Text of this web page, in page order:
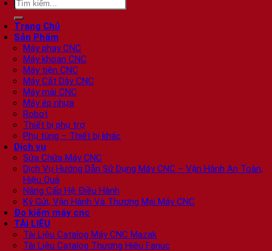
kiếm:
Trang Chủ
Sản Phẩm
Máy phay CNC
Máy khoan CNC
Máy tiện CNC
Máy Cắt Dây CNC
Máy mài CNC
Máy ép nhựa
Robot
Thiết bị phụ trợ
Phụ tùng – Thiết bị khác
Dịch vụ
Sửa Chữa Máy CNC
Dịch Vụ Hướng Dẫn Sử Dụng Máy CNC – Vận Hành An Toàn,
Hiệu Quả
Nâng Cấp Hệ Điều Hành
Ký Gửi, Vận Hành Và Thương Mại Máy CNC
Đo kiểm máy cnc
TÀI LIỆU
Tài Liệu Catalog Máy CNC Mazak
Tài Liệu Catalog Thương Hiệu Fanuc